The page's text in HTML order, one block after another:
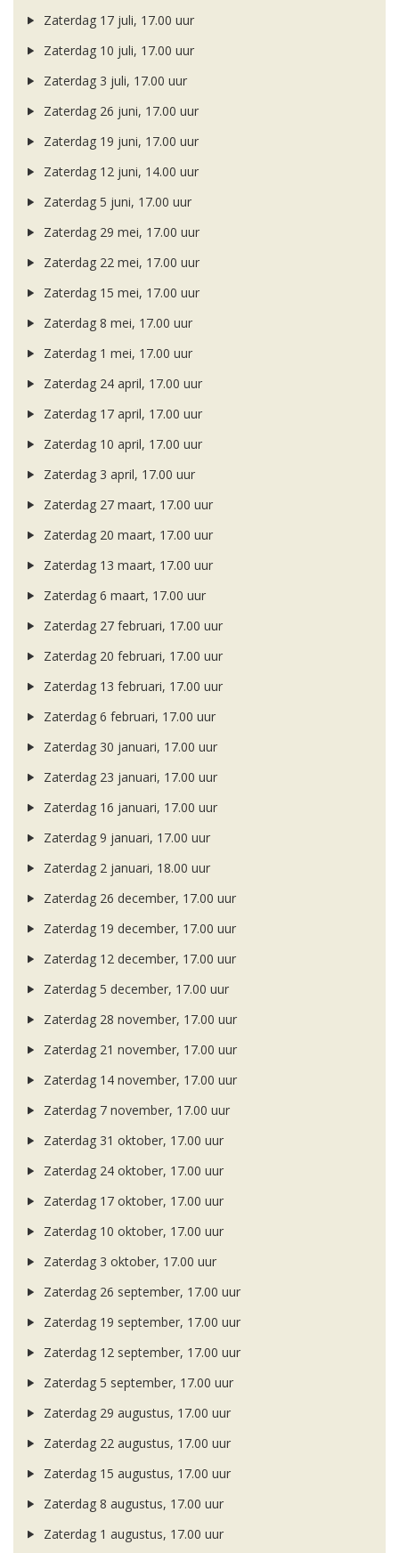
Zaterdag 17 juli, 17.00 uur
Zaterdag 10 juli, 17.00 uur
Zaterdag 3 juli, 17.00 uur
Zaterdag 26 juni, 17.00 uur
Zaterdag 19 juni, 17.00 uur
Zaterdag 12 juni, 14.00 uur
Zaterdag 5 juni, 17.00 uur
Zaterdag 29 mei, 17.00 uur
Zaterdag 22 mei, 17.00 uur
Zaterdag 15 mei, 17.00 uur
Zaterdag 8 mei, 17.00 uur
Zaterdag 1 mei, 17.00 uur
Zaterdag 24 april, 17.00 uur
Zaterdag 17 april, 17.00 uur
Zaterdag 10 april, 17.00 uur
Zaterdag 3 april, 17.00 uur
Zaterdag 27 maart, 17.00 uur
Zaterdag 20 maart, 17.00 uur
Zaterdag 13 maart, 17.00 uur
Zaterdag 6 maart, 17.00 uur
Zaterdag 27 februari, 17.00 uur
Zaterdag 20 februari, 17.00 uur
Zaterdag 13 februari, 17.00 uur
Zaterdag 6 februari, 17.00 uur
Zaterdag 30 januari, 17.00 uur
Zaterdag 23 januari, 17.00 uur
Zaterdag 16 januari, 17.00 uur
Zaterdag 9 januari, 17.00 uur
Zaterdag 2 januari, 18.00 uur
Zaterdag 26 december, 17.00 uur
Zaterdag 19 december, 17.00 uur
Zaterdag 12 december, 17.00 uur
Zaterdag 5 december, 17.00 uur
Zaterdag 28 november, 17.00 uur
Zaterdag 21 november, 17.00 uur
Zaterdag 14 november, 17.00 uur
Zaterdag 7 november, 17.00 uur
Zaterdag 31 oktober, 17.00 uur
Zaterdag 24 oktober, 17.00 uur
Zaterdag 17 oktober, 17.00 uur
Zaterdag 10 oktober, 17.00 uur
Zaterdag 3 oktober, 17.00 uur
Zaterdag 26 september, 17.00 uur
Zaterdag 19 september, 17.00 uur
Zaterdag 12 september, 17.00 uur
Zaterdag 5 september, 17.00 uur
Zaterdag 29 augustus, 17.00 uur
Zaterdag 22 augustus, 17.00 uur
Zaterdag 15 augustus, 17.00 uur
Zaterdag 8 augustus, 17.00 uur
Zaterdag 1 augustus, 17.00 uur